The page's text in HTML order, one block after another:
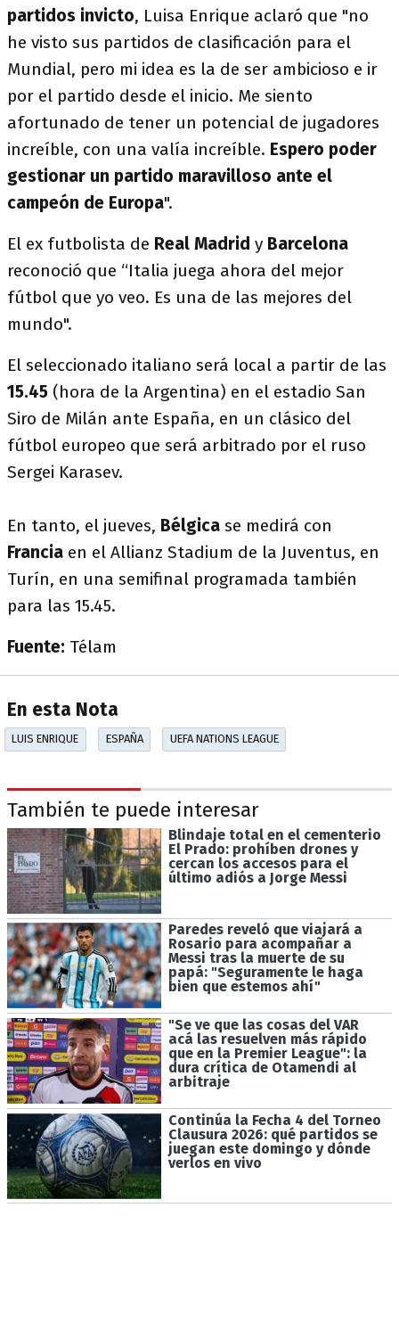
partidos invicto, Luisa Enrique aclaró que "no
he visto sus partidos de clasificación para el
Mundial, pero mi idea es la de ser ambicioso e ir
por el partido desde el inicio. Me siento
afortunado de tener un potencial de jugadores
increíble, con una valía increíble. Espero poder
gestionar un partido maravilloso ante el
campeón de Europa".
El ex futbolista de Real Madrid y Barcelona
reconoció que “Italia juega ahora del mejor
fútbol que yo veo. Es una de las mejores del
mundo".
El seleccionado italiano será local a partir de las
15.45 (hora de la Argentina) en el estadio San
Siro de Milán ante España, en un clásico del
fútbol europeo que será arbitrado por el ruso
Sergei Karasev.
En tanto, el jueves, Bélgica se medirá con
Francia en el Allianz Stadium de la Juventus, en
Turín, en una semifinal programada también
para las 15.45.
Fuente: Télam
En esta Nota
LUIS ENRIQUE ESPAÑA UEFA NATIONS LEAGUE
También te puede interesar
Blindaje total en el cementerio
El Prado: prohíben drones y
cercan los accesos para el
último adiós a Jorge Messi
Paredes reveló que viajará a
Rosario para acompañar a
Messi tras la muerte de su
papá: "Seguramente le haga
bien que estemos ahí"
"Se ve que las cosas del VAR
acá las resuelven más rápido
que en la Premier League": la
dura crítica de Otamendi al
arbitraje
Continúa la Fecha 4 del Torneo
Clausura 2026: qué partidos se
juegan este domingo y dónde
verlos en vivo